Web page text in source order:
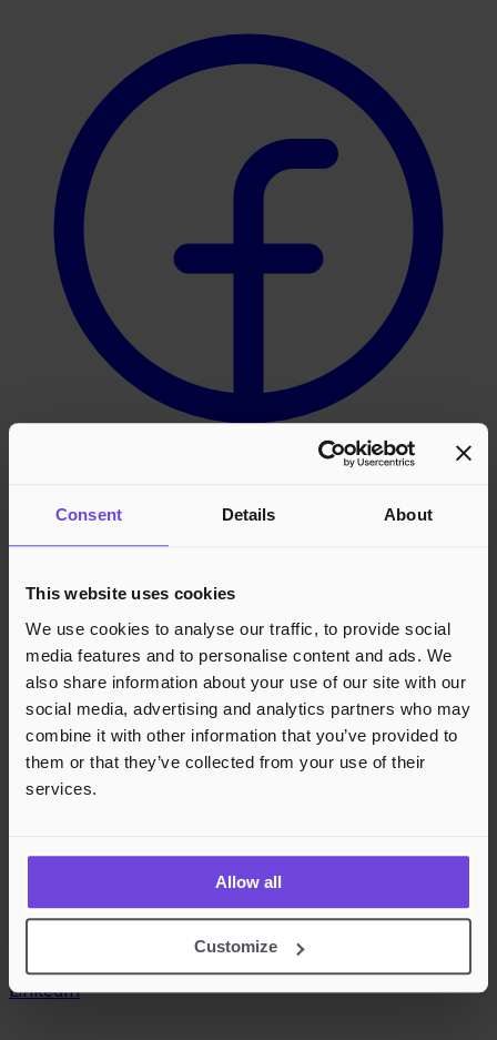
Consent Details About
This website uses cookies
We use cookies to analyse our traffic, to provide social
media features and to personalise content and ads. We
also share information about your use of our site with our
social media, advertising and analytics partners who may
combine it with other information that you’ve provided to
them or that they’ve collected from your use of their
services.
Allow all
Customize
LinkedIn